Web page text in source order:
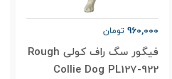
960,000 تومان
فیگور سگ راف کولی Rough
Collie Dog PL127-922